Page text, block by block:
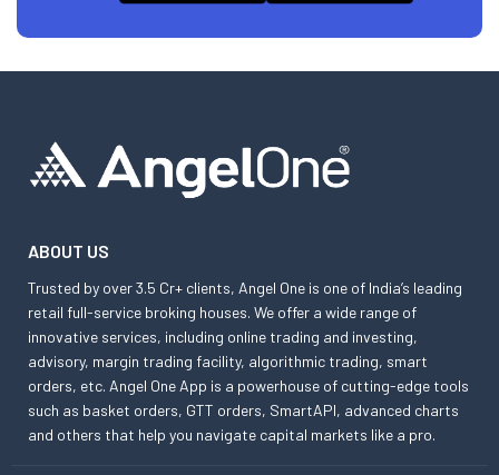
ABOUT US
Trusted by over 3.5 Cr+ clients, Angel One is one of India’s leading
retail full-service broking houses. We offer a wide range of
innovative services, including online trading and investing,
advisory, margin trading facility, algorithmic trading, smart
orders, etc. Angel One App is a powerhouse of cutting-edge tools
such as basket orders, GTT orders, SmartAPI, advanced charts
and others that help you navigate capital markets like a pro.